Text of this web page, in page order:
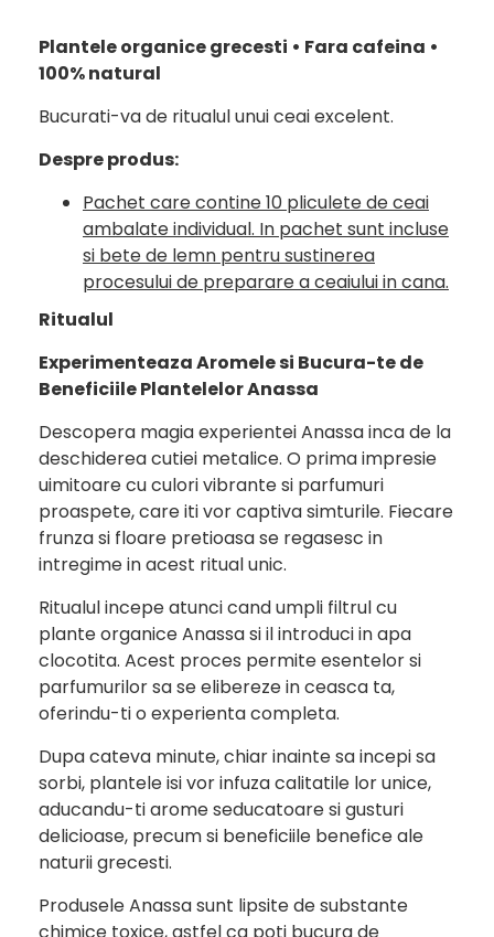
Plantele organice grecesti • Fara cafeina •
100% natural
Bucurati-va de ritualul unui ceai excelent.
Despre produs:
Pachet care contine 10 pliculete de ceai
ambalate individual. In pachet sunt incluse
si bete de lemn pentru sustinerea
procesului de preparare a ceaiului in cana.
Ritualul
Experimenteaza Aromele si Bucura-te de
Beneficiile Plantelelor Anassa
Descopera magia experientei Anassa inca de la
deschiderea cutiei metalice. O prima impresie
uimitoare cu culori vibrante si parfumuri
proaspete, care iti vor captiva simturile. Fiecare
frunza si floare pretioasa se regasesc in
intregime in acest ritual unic.
Ritualul incepe atunci cand umpli filtrul cu
plante organice Anassa si il introduci in apa
clocotita. Acest proces permite esentelor si
parfumurilor sa se elibereze in ceasca ta,
oferindu-ti o experienta completa.
Dupa cateva minute, chiar inainte sa incepi sa
sorbi, plantele isi vor infuza calitatile lor unice,
aducandu-ti arome seducatoare si gusturi
delicioase, precum si beneficiile benefice ale
naturii grecesti.
Produsele Anassa sunt lipsite de substante